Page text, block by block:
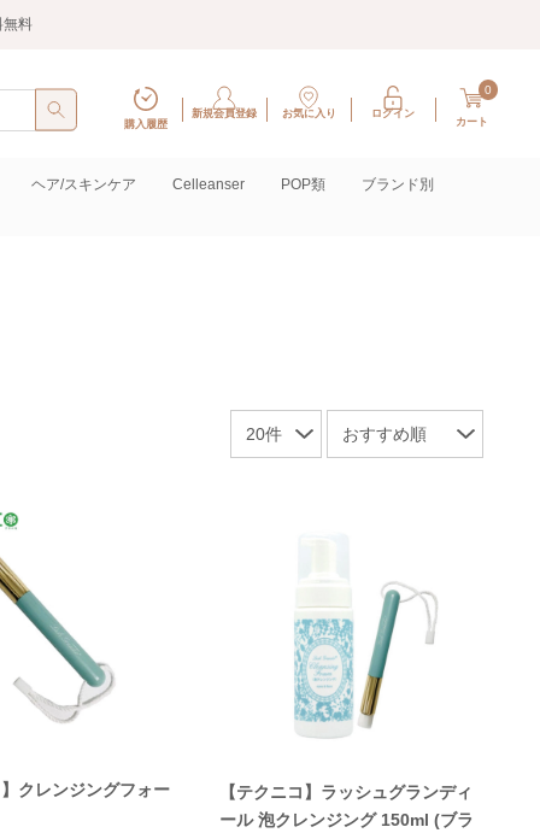
無料
購入履歴
新規会員登録 お気に入り ログイン
0
カート
ヘア/スキンケア Celleanser POP類 ブランド別
】クレンジングフォー
【テクニコ】ラッシュグランディ
ール 泡クレンジング 150ml (ブラ